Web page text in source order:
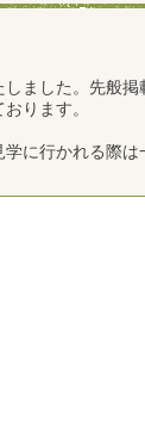
ました。先般掲
ります。
に行かれる際は